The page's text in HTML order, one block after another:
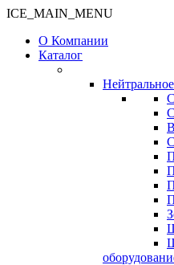
ICE_MAIN_MENU
О Компании
Каталог